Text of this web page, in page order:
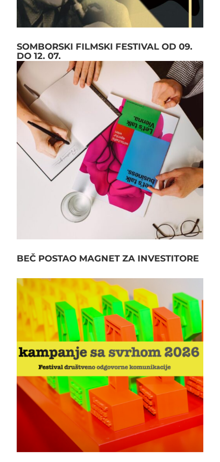
SOMBORSKI FILMSKI FESTIVAL OD 09.
DO 12. 07.
BEČ POSTAO MAGNET ZA INVESTITORE